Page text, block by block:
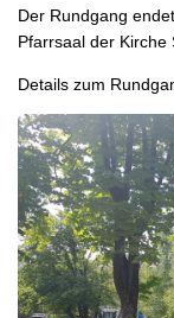
Der Rundgang
Pfarrsaal der Kirche
Details zum